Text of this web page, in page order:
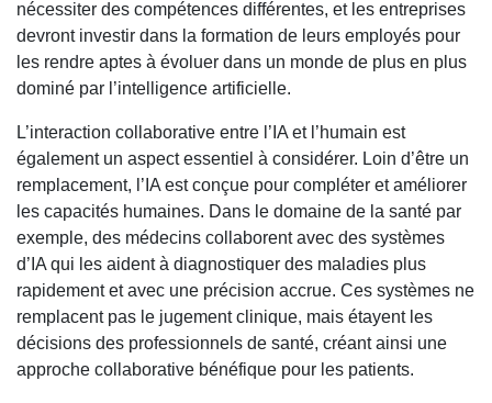
nécessiter des compétences différentes, et les entreprises
devront investir dans la formation de leurs employés pour
les rendre aptes à évoluer dans un monde de plus en plus
dominé par l’intelligence artificielle.
L’interaction collaborative entre l’IA et l’humain est
également un aspect essentiel à considérer. Loin d’être un
remplacement, l’IA est conçue pour compléter et améliorer
les capacités humaines. Dans le domaine de la santé par
exemple, des médecins collaborent avec des systèmes
d’IA qui les aident à diagnostiquer des maladies plus
rapidement et avec une précision accrue. Ces systèmes ne
remplacent pas le jugement clinique, mais étayent les
décisions des professionnels de santé, créant ainsi une
approche collaborative bénéfique pour les patients.